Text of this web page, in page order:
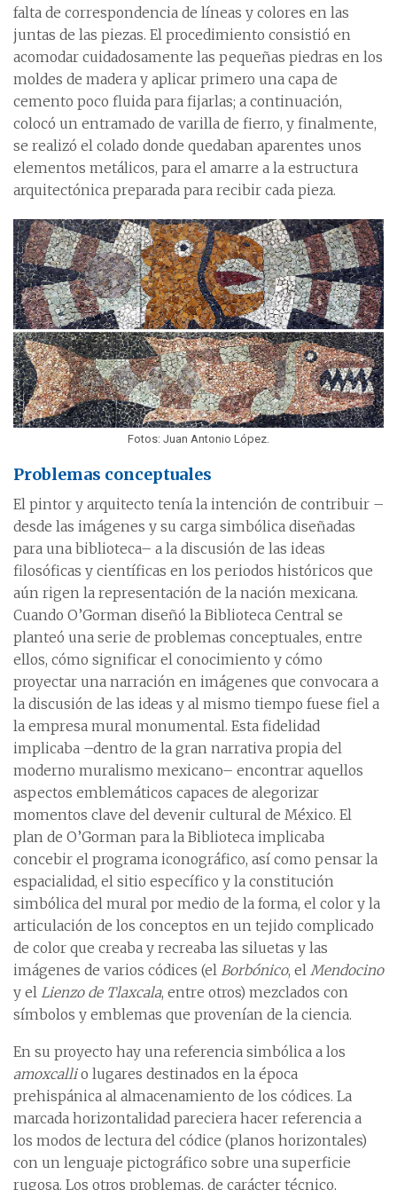
falta de correspondencia de líneas y colores en las
juntas de las piezas. El procedimiento consistió en
acomodar cuidadosamente las pequeñas piedras en los
moldes de madera y aplicar primero una capa de
cemento poco fluida para fijarlas; a continuación,
colocó un entramado de varilla de fierro, y finalmente,
se realizó el colado donde quedaban aparentes unos
elementos metálicos, para el amarre a la estructura
arquitectónica preparada para recibir cada pieza.
Fotos: Juan Antonio López.
Problemas conceptuales
El pintor y arquitecto tenía la intención de contribuir –
desde las imágenes y su carga simbólica diseñadas
para una biblioteca– a la discusión de las ideas
filosóficas y científicas en los periodos históricos que
aún rigen la representación de la nación mexicana.
Cuando O’Gorman diseñó la Biblioteca Central se
planteó una serie de problemas conceptuales, entre
ellos, cómo significar el conocimiento y cómo
proyectar una narración en imágenes que convocara a
la discusión de las ideas y al mismo tiempo fuese fiel a
la empresa mural monumental. Esta fidelidad
implicaba –dentro de la gran narrativa propia del
moderno muralismo mexicano– encontrar aquellos
aspectos emblemáticos capaces de alegorizar
momentos clave del devenir cultural de México. El
plan de O’Gorman para la Biblioteca implicaba
concebir el programa iconográfico, así como pensar la
espacialidad, el sitio específico y la constitución
simbólica del mural por medio de la forma, el color y la
articulación de los conceptos en un tejido complicado
de color que creaba y recreaba las siluetas y las
imágenes de varios códices (el Borbónico, el Mendocino
y el Lienzo de Tlaxcala, entre otros) mezclados con
símbolos y emblemas que provenían de la ciencia.
En su proyecto hay una referencia simbólica a los
amoxcallio lugares destinados en la época
prehispánica al almacenamiento de los códices. La
marcada horizontalidad pareciera hacer referencia a
los modos de lectura del códice (planos horizontales)
con un lenguaje pictográfico sobre una superficie
rugosa. Los otros problemas, de carácter técnico,